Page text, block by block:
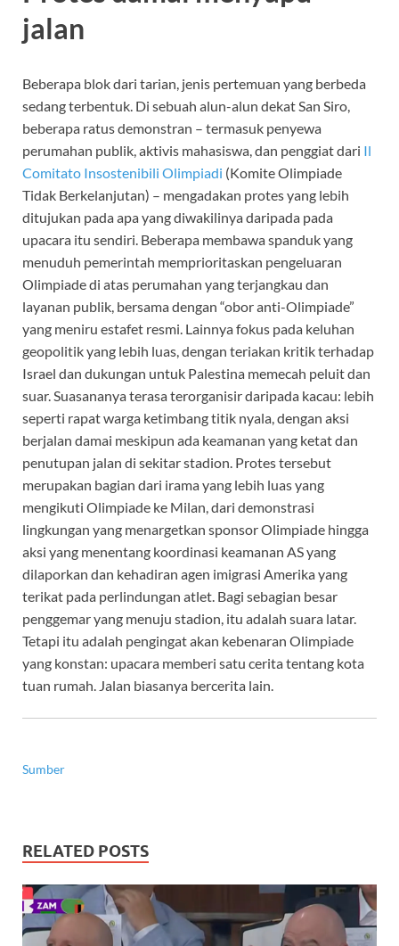
jalan
Beberapa blok dari tarian, jenis pertemuan yang berbeda
sedang terbentuk. Di sebuah alun-alun dekat San Siro,
beberapa ratus demonstran – termasuk penyewa
perumahan publik, aktivis mahasiswa, dan penggiat dari Il
Comitato Insostenibili Olimpiadi (Komite Olimpiade
Tidak Berkelanjutan) – mengadakan protes yang lebih
ditujukan pada apa yang diwakilinya daripada pada
upacara itu sendiri. Beberapa membawa spanduk yang
menuduh pemerintah memprioritaskan pengeluaran
Olimpiade di atas perumahan yang terjangkau dan
layanan publik, bersama dengan “obor anti-Olimpiade”
yang meniru estafet resmi. Lainnya fokus pada keluhan
geopolitik yang lebih luas, dengan teriakan kritik terhadap
Israel dan dukungan untuk Palestina memecah peluit dan
suar. Suasananya terasa terorganisir daripada kacau: lebih
seperti rapat warga ketimbang titik nyala, dengan aksi
berjalan damai meskipun ada keamanan yang ketat dan
penutupan jalan di sekitar stadion. Protes tersebut
merupakan bagian dari irama yang lebih luas yang
mengikuti Olimpiade ke Milan, dari demonstrasi
lingkungan yang menargetkan sponsor Olimpiade hingga
aksi yang menentang koordinasi keamanan AS yang
dilaporkan dan kehadiran agen imigrasi Amerika yang
terikat pada perlindungan atlet. Bagi sebagian besar
penggemar yang menuju stadion, itu adalah suara latar.
Tetapi itu adalah pengingat akan kebenaran Olimpiade
yang konstan: upacara memberi satu cerita tentang kota
tuan rumah. Jalan biasanya bercerita lain.
Sumber
RELATED POSTS